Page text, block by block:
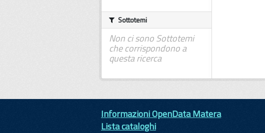
Sottotemi
Non ci sono Sottotemi
che corrispondono a
questa ricerca
Informazioni OpenData Matera
Lista cataloghi